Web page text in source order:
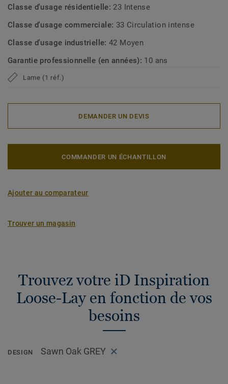
Classe d'usage résidentielle: 23 Intense
Classe d'usage commerciale: 33 Circulation intense
Classe d'usage industrielle:42 Moyen
Garantie professionnelle (en années): 10 ans
Lame (1 réf.)
DEMANDER UN DEVIS
COMMANDER UN ÉCHANTILLON
Ajouter au comparateur
Trouver un magasin
Trouvez votre iD Inspiration
Loose-Lay en fonction de vos
besoins
DESIGN Sawn Oak GREY